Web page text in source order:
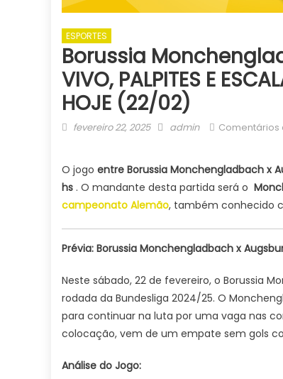
ESPORTES
Borussia
VIVO, PALPITES E
HOJE (22/02)
Posted
fevereiro 22, 2025 Author
admin Comentários
O jogo entre Borussia Monchengladbach x
hs . O mandante desta partida será o
campeonato Alemão, também conhecido
Prévia: Borussia Monchengladbach x
Neste sábado, 22 de fevereiro, o Borussia
rodada da Bundesliga 2024/25. O
para continuar na luta por uma vaga nas
colocação, vem de um empate sem gols
Análise do Jogo: